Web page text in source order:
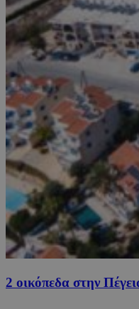
2 οικόπεδα στην